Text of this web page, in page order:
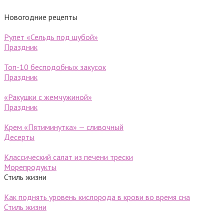
Новогодние рецепты
Рулет «Сельдь под шубой»
Праздник
Топ-10 бесподобных закусок
Праздник
«Ракушки с жемчужиной»
Праздник
Крем «Пятиминутка» — сливочный
Десерты
Классический салат из печени трески
Морепродукты
Стиль жизни
Как поднять уровень кислорода в крови во время сна
Стиль жизни